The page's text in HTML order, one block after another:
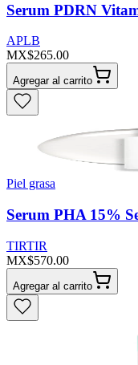
Serum PDRN
APLB
MX$265.00
Agregar al carrito
Piel grasa
Serum PHA 15%
TIRTIR
MX$570.00
Agregar al carrito